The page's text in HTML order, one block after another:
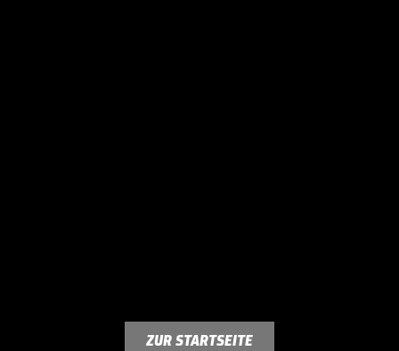
ZUR STARTSEITE